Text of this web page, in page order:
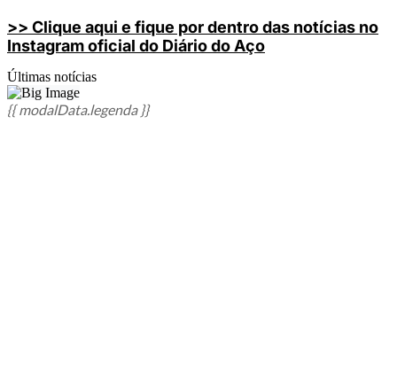
>> Clique aqui e fique por dentro das notícias no
Instagram oficial do Diário do Aço
Últimas notícias
{{ modalData.legenda }}